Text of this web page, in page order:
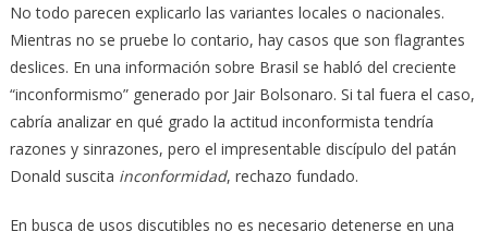
No todo parecen explicarlo las variantes locales o nacionales.
Mientras no se pruebe lo contario, hay casos que son flagrantes
deslices. En una información sobre Brasil se habló del creciente
“inconformismo” generado por Jair Bolsonaro. Si tal fuera el caso,
cabría analizar en qué grado la actitud inconformista tendría
razones y sinrazones, pero el impresentable discípulo del patán
Donald suscita inconformidad, rechazo fundado.
En busca de usos discutibles no es necesario detenerse en una